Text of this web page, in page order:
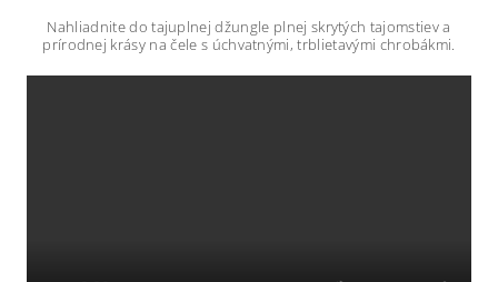
Nahliadnite do tajuplnej džungle plnej skrytých tajomstiev a
prírodnej krásy na čele s úchvatnými, trblietavými chrobákmi.